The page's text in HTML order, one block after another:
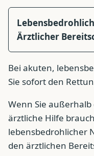
Ärztlicher
Bei akuten,
Sie sofort den
Wenn Sie
ärztliche Hilfe
lebensbedrohlicher
den ärztlichen